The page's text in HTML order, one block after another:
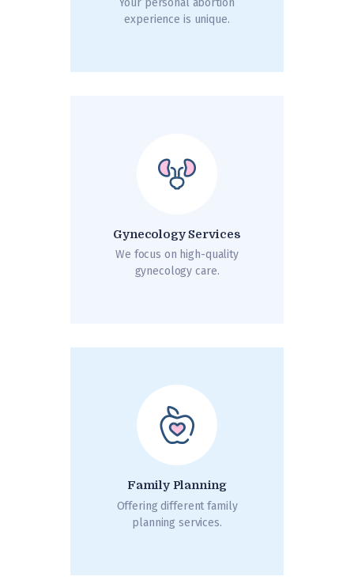
Your personal abortion
experience is unique.
Gynecology Services
We focus on high-quality
gynecology care.
Family Planning
Offering different family
planning services.